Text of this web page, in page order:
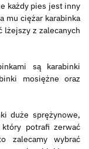
każdy pies jest inny
mu ciężar karabinka
lżejszy z zalecanych
są karabinki
mosiężne oraz
duże sprężynowe,
potrafi zerwać
zalecamy wybrać